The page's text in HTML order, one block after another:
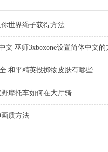
世界绳子获得方法
文 巫师3xboxone设置简体中文的
和平精英投掷物皮肤有哪些
摩托车如何在大厅骑
质方法